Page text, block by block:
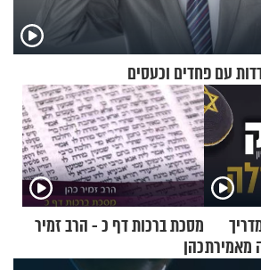
עם פחדים וכעסים
מאמירת
מסכת ברכות דף כ - הרב זמיר
כהן